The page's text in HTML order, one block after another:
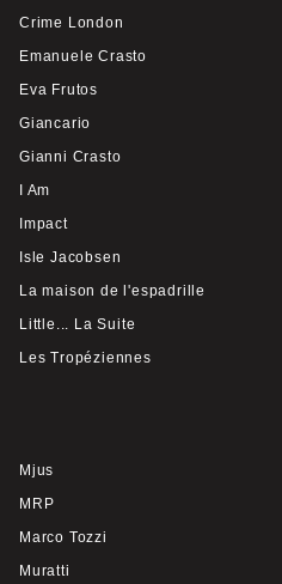
Crime London
Emanuele Crasto
Eva Frutos
Giancario
Gianni Crasto
I Am
Impact
Isle Jacobsen
La maison de l'espadrille
Little... La Suite
Les Tropéziennes
Mjus
MRP
Marco Tozzi
Muratti